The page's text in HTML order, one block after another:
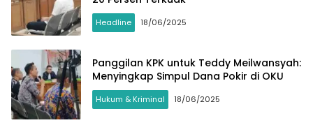
Headline 18/06/2025
Panggilan KPK untuk Teddy Meilwansyah:
Menyingkap Simpul Dana Pokir di OKU
Hukum & Kriminal 18/06/2025